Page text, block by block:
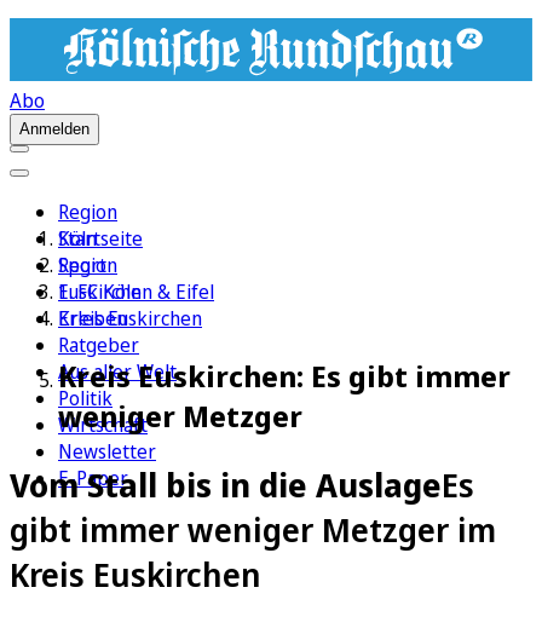
Abo
Anmelden
Region
Köln
Sport
1. FC Köln
Erleben
Ratgeber
Aus aller Welt
Politik
Wirtschaft
Newsletter
E-Paper
Startseite
Region
Euskirchen & Eifel
Kreis Euskirchen
Kreis Euskirchen: Es gibt immer
weniger Metzger
Vom Stall bis in die AuslageEs
gibt immer weniger Metzger im
Kreis Euskirchen